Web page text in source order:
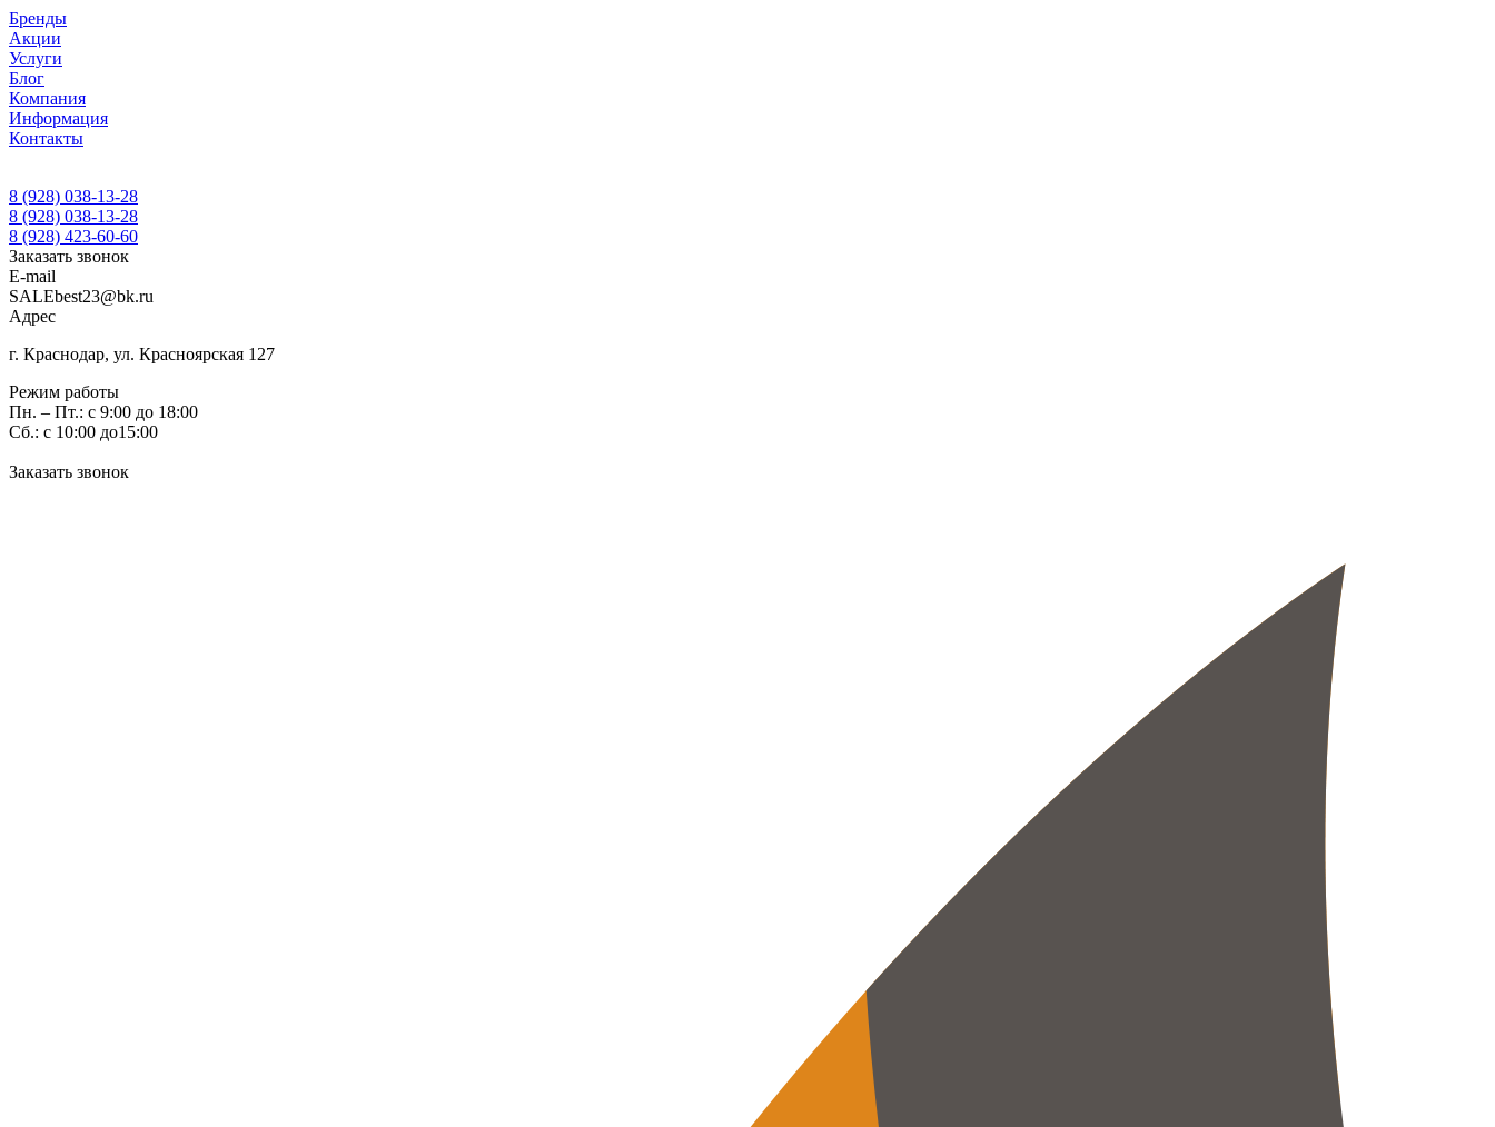
Бренды
Акции
Услуги
Блог
Компания
Информация
Контакты
8 (928) 038-13-28
8 (928) 038-13-28
8 (928) 423-60-60
Заказать звонок
E-mail
SALEbest23@bk.ru
Адрес
г. Краснодар, ул. Красноярская 127
Режим работы
Пн. – Пт.: с 9:00 до 18:00
Сб.: с 10:00 до15:00
Заказать звонок